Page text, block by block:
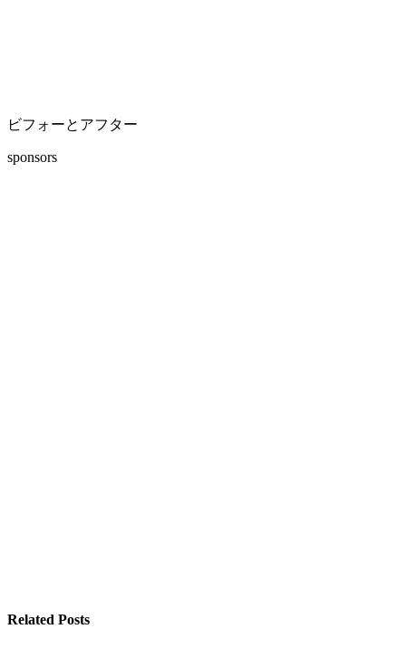
ビフォーとアフター
sponsors
Related Posts